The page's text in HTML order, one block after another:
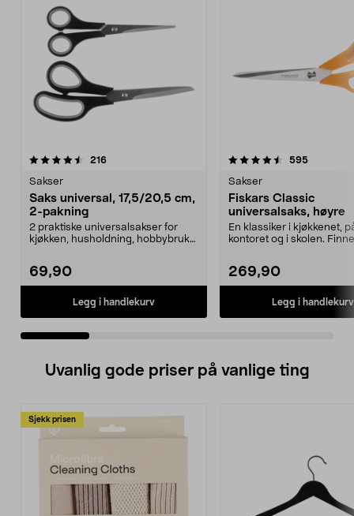
216anmeldelser
Sakser
Saks universal, 17,5/20,5 cm,
2-pakning
2 praktiske universalsakser for
kjøkken, husholdning, hobbybruk
69,90
Legg i handlekurv
4.5 av 5 stjerner 595
Sakser
Fiskars Classic
universalsaks, høyre
En klassiker i kjøkkenet,
kontoret og i skolen.
269,90
Legg i handlekurv
4.5 av 5 stjerner
Uvanlig gode priser på vanlige ting
Sjekk prisen